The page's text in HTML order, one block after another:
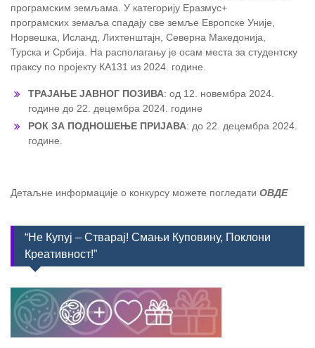
програмским земљама. У категорију Еразмус+
програмских земаља спадају све земље Европске Уније,
Норвешка, Исланд, Лихтенштајн, Северна Македонија,
Турска и Србија. На располагању је осам места за студентску
праксу по пројекту КА131 из 2024. године.
ТРАЈАЊЕ ЈАВНОГ ПОЗИВА: од 12. новембра 2024.
године до 22. децембра 2024. године
РОК ЗА ПОДНОШЕЊЕ ПРИЈАВА: до 22. децембра 2024.
године.
Детаљне информације о конкурсу можете погледати ОВДЕ
“Не Купуј – Стварај! Смањи Куповину, Поклони
Креативност!”